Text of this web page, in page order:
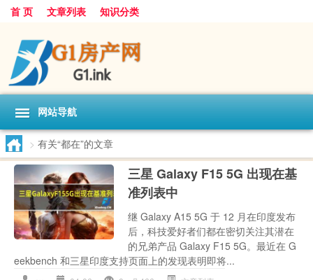
首 页 文章列表 知识分类
网站导航
> 有关“都在”的文章
三星 Galaxy F15 5G 出现在基
准列表中
继 Galaxy A15 5G 于 12 月在印度发布
后，科技爱好者们都在密切关注其潜在
的兄弟产品 Galaxy F15 5G。最近在 G
eekbench 和三星印度支持页面上的发现表明即将...